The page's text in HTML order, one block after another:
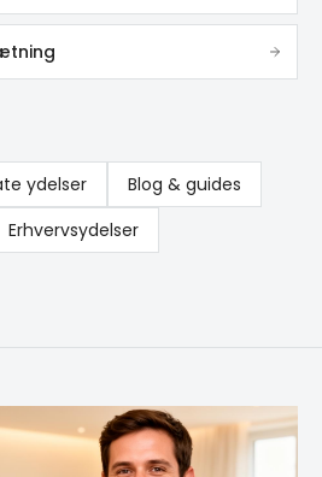
ydelser
Blog & guides
Erhvervsydelser